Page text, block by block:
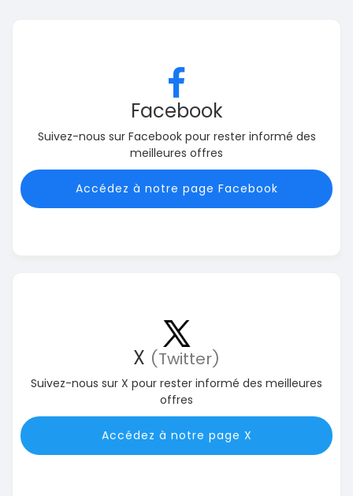
Facebook
Suivez-nous sur Facebook pour rester informé des
meilleures offres
Accédez à notre page Facebook
X (Twitter)
Suivez-nous sur X pour rester informé des meilleures
offres
Accédez à notre page X